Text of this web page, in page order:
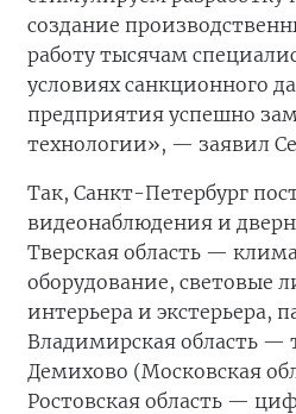
создание
работу тысячам
условиях санкционного
предприятия успешно
технологии», — заявил
Так, Санкт-Петербург
видеонаблюдения и
Тверская область —
оборудование, световые
интерьера и экстерьера,
Владимирская область —
Демихово (Московская
Ростовская область —